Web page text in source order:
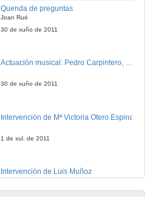
Quenda de preguntas
Joan Rué
30 de xuño de 2011
Actuación musical: Pedro Carpintero, Rosa Sánchez e Gustavo Couto
30 de xuño de 2011
Intervención de Mª Victoria Otero Espinar
1 de xul. de 2011
Intervención de Luis Muñoz
1 de xul. de 2011